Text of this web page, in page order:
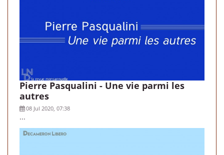
Pierre Pasqualini - Une vie parmi les
autres
08 Jul 2020, 07:38
...